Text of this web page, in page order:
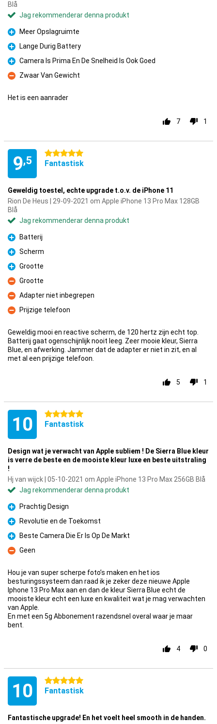
Blå
Jag rekommenderar denna produkt
Fördelar
Meer Opslagruimte
Fördelar
Lange Durig Battery
Fördelar
Camera Is Prima En De Snelheid Is Ook Goed
Nackdelar
Zwaar Van Gewicht
Het is een aanrader
7 1
9,5
5 stjärnor
Fantastisk
Geweldig toestel, echte upgrade t.o.v. de iPhone 11
Rion De Heus | 29-09-2021 om Apple iPhone 13 Pro Max 128GB
Blå
Jag rekommenderar denna produkt
Fördelar
Batterij
Fördelar
Scherm
Fördelar
Grootte
Nackdelar
Grootte
Nackdelar
Adapter niet inbegrepen
Nackdelar
Prijzige telefoon
Geweldig mooi en reactive scherm, de 120 hertz zijn echt top.
Batterij gaat ogenschijnlijk nooit leeg. Zeer mooie kleur, Sierra
Blue, en afwerking. Jammer dat de adapter er niet in zit, en al
met al een prijzige telefoon.
5 1
10 5 stjärnor
Fantastisk
Design wat je verwacht van Apple subliem ! De Sierra Blue kleur
is verre de beste en de mooiste kleur luxe en beste uitstraling
!
Hj van wijck | 05-10-2021 om Apple iPhone 13 Pro Max 256GB Blå
Jag rekommenderar denna produkt
Fördelar
Prachtig Design
Fördelar
Revolutie en de Toekomst
Fördelar
Beste Camera Die Er Is Op De Markt
Nackdelar
Geen
Hou je van super scherpe foto’s maken en het ios
besturingssysteem dan raad ik je zeker deze nieuwe Apple
Iphone 13 Pro Max aan en dan de kleur Sierra Blue echt de
mooiste kleur echt een luxe en kwaliteit wat je mag verwachten
van Apple.
En met een 5g Abbonement razendsnel overal waar je maar
bent.
4 0
10 5 stjärnor
Fantastisk
Fantastische upgrade! En het voelt heel smooth in de handen.